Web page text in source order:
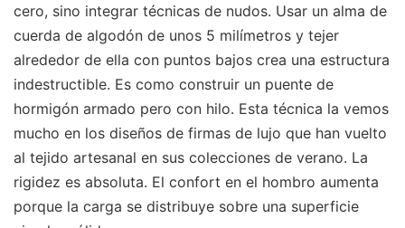
cero, sino integrar técnicas de nudos. Usar un alma de
cuerda de algodón de unos 5 milímetros y tejer
alrededor de ella con puntos bajos crea una estructura
indestructible. Es como construir un puente de
hormigón armado pero con hilo. Esta técnica la vemos
mucho en los diseños de firmas de lujo que han vuelto
al tejido artesanal en sus colecciones de verano. La
rigidez es absoluta. El confort en el hombro aumenta
porque la carga se distribuye sobre una superficie